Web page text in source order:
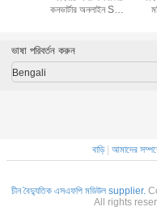
কনভার্টার অনলাইন SFP
ভাষা পরিবর্তন করুন
Bengali
বাড়ি| আমাদের
চীন বৈদ্যুতিক এসএফপি মডিউল supplier.
All rights